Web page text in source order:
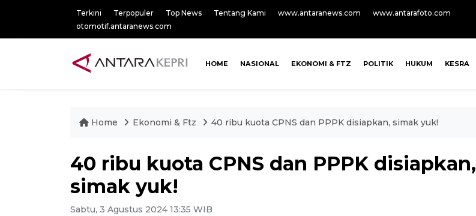
Terkini Terpopuler Top News Tentang Kami www.antaranews.com
www.antarafoto.com
otomotif.antaranews.com
HOME NASIONAL EKONOMI & FTZ POLITIK HUKUM KESRA
Home Ekonomi & Ftz 40 ribu kuota CPNS dan PPPK disiapkan, simak yuk!
40 ribu kuota CPNS dan PPPK disiapkan,
simak yuk!
Sabtu, 3 Agustus 2024 13:35 WIB